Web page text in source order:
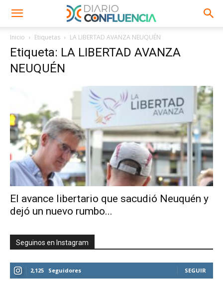
Inicio Etiquetas LA LIBERTAD AVANZA NEUQUÉN
Etiqueta: LA LIBERTAD AVANZA
NEUQUÉN
El avance libertario que sacudió Neuquén y
dejó un nuevo rumbo...
Seguinos en Instagram
2,125 Seguidores SEGUIR